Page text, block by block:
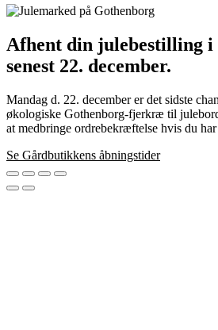
Afhent din julebestilling
senest 22. december.
Mandag d. 22. december er det sidste
økologiske Gothenborg-fjerkræ til
at medbringe ordrebekræftelse hvis du
Se Gårdbutikkens åbningstider